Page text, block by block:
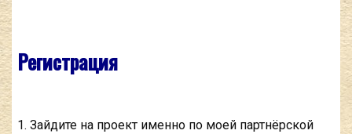
Регистрация
1. Зайдите на проект именно по моей партнёрской